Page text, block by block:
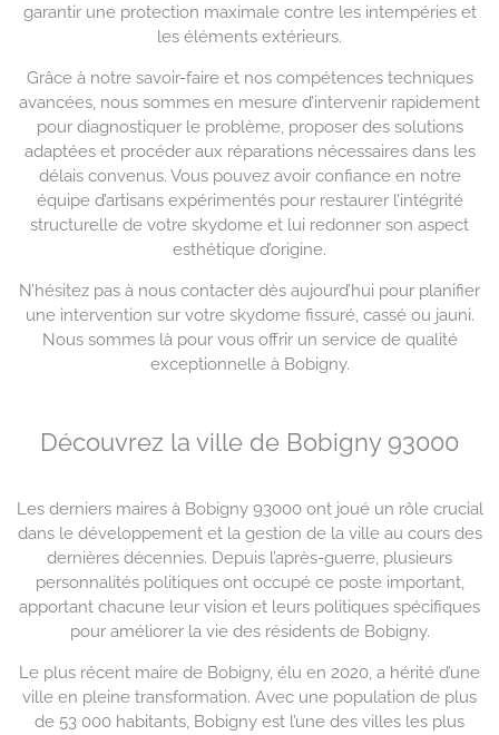
garantir une protection maximale contre les intempéries et
les éléments extérieurs.
Grâce à notre savoir-faire et nos compétences techniques
avancées, nous sommes en mesure d’intervenir rapidement
pour diagnostiquer le problème, proposer des solutions
adaptées et procéder aux réparations nécessaires dans les
délais convenus. Vous pouvez avoir confiance en notre
équipe d’artisans expérimentés pour restaurer l’intégrité
structurelle de votre skydome et lui redonner son aspect
esthétique d’origine.
N’hésitez pas à nous contacter dès aujourd’hui pour planifier
une intervention sur votre skydome fissuré, cassé ou jauni.
Nous sommes là pour vous offrir un service de qualité
exceptionnelle à Bobigny.
Découvrez la ville de Bobigny 93000
Les derniers maires à Bobigny 93000 ont joué un rôle crucial
dans le développement et la gestion de la ville au cours des
dernières décennies. Depuis l’après-guerre, plusieurs
personnalités politiques ont occupé ce poste important,
apportant chacune leur vision et leurs politiques spécifiques
pour améliorer la vie des résidents de Bobigny.
Le plus récent maire de Bobigny, élu en 2020, a hérité d’une
ville en pleine transformation. Avec une population de plus
de 53 000 habitants, Bobigny est l’une des villes les plus